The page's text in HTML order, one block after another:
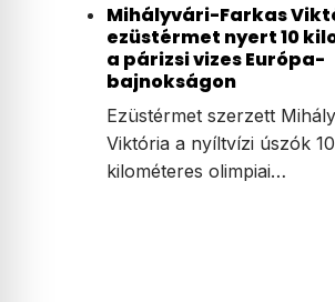
Mihályvári-Farkas
ezüstérmet nyert 10
a párizsi vizes Európa-
bajnokságon
Ezüstérmet szerzett
Viktória a nyíltvízi úszók 10
kilométeres olimpiai…